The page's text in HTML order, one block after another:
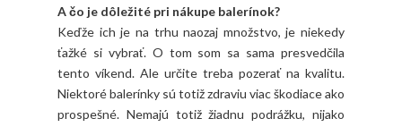
A čo je dôležité pri nákupe balerínok?
Keďže ich je na trhu naozaj množstvo, je niekedy
ťažké si vybrať. O tom som sa sama presvedčila
tento víkend. Ale určite treba pozerať na kvalitu.
Niektoré balerínky sú totiž zdraviu viac škodiace ako
prospešné. Nemajú totiž žiadnu podrážku, nijako